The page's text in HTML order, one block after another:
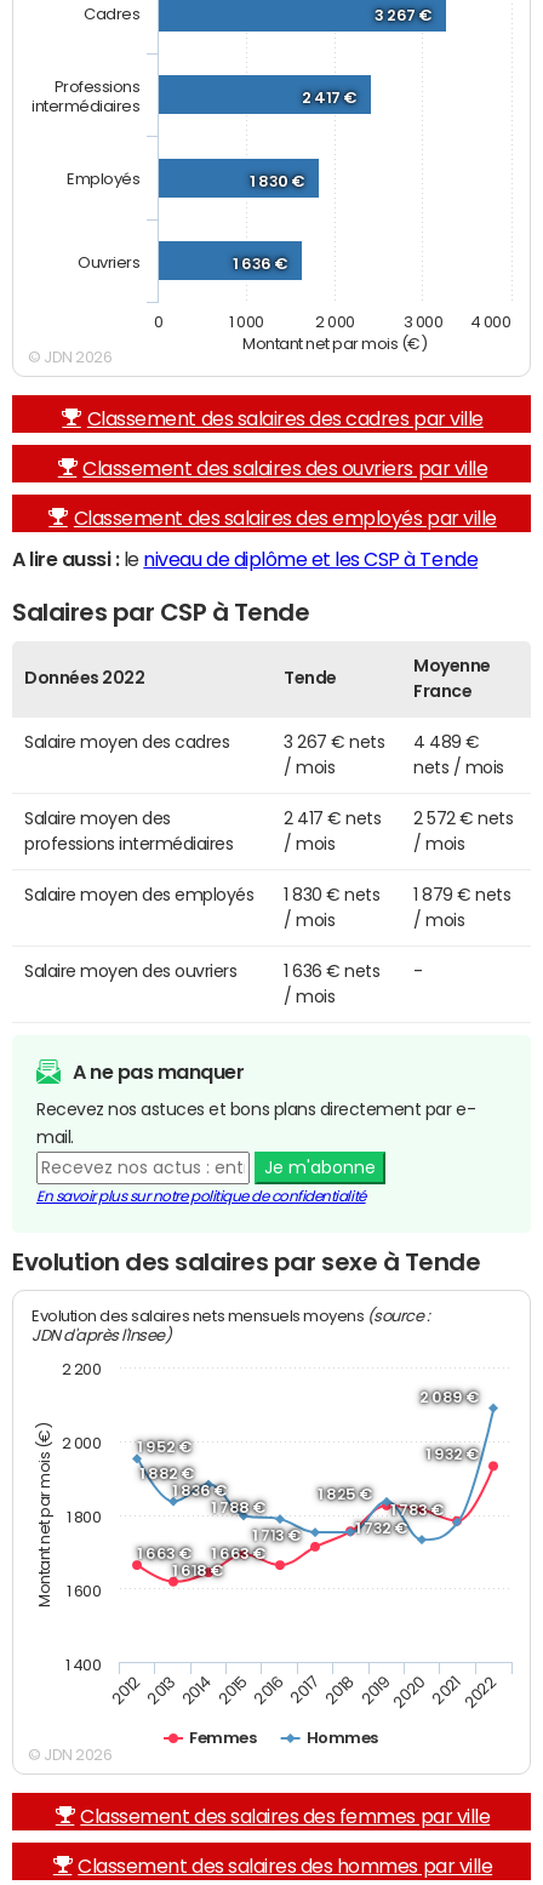
Montant net par mois (€)
3 267 €
2 417 €
1 830 €
1 636 €
Cadres
Professions
intermédiaires
Employés
Ouvriers
0 1 000 2 000 3 000 4 000
© JDN 2026
Classement des salaires des cadres par ville
Classement des salaires des ouvriers par ville
Classement des salaires des employés par ville
A lire aussi :le niveau de diplôme et les CSP à Tende
Salaires par CSP à Tende
Données 2022 Tende
Moyenne
France
Salaire moyen des cadres
3 267 € nets
/ mois
4 489 €
nets / mois
Salaire moyen des
professions intermédiaires
2 417 € nets
/ mois
2 572 € nets
/ mois
Salaire moyen des employés
1 830 € nets
/ mois
1 879 € nets
/ mois
Salaire moyen des ouvriers
1 636 € nets
/ mois
-
A ne pas manquer
Recevez nos astuces et bons plans directement par e-
mail.
Je m'abonne
En savoir plus sur notre politique de confidentialité
Evolution des salaires par sexe à Tende
Montant net par mois (€)
Evolution des salaires nets mensuels moyens (source :
JDN d'après l'Insee)
1 663 €
1 618 €
1 663 €
1 713 €
1 825 €
1 783 €
1 932 €
1 952 €
1 836 €
1 882 €
1 788 €
1 732 €
2 089 €
Femmes Hommes
2012 2013 2014 2015 2016 2017 2018 20192020 20212022
1 600
1 800
2 000
2 200
1 400
© JDN 2026
Classement des salaires des femmes par ville
Classement des salaires des hommes par ville